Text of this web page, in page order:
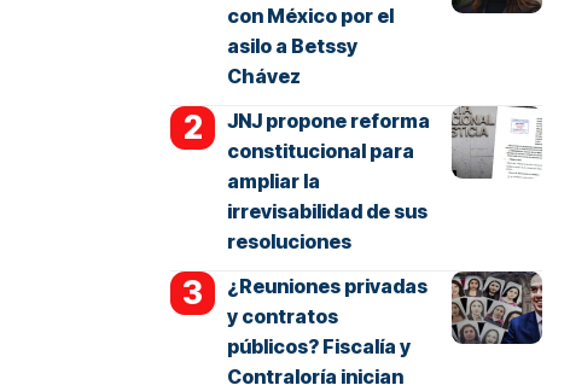
con México por el
asilo a Betssy
Chávez
JNJ propone reforma
constitucional para
ampliar la
irrevisabilidad de sus
resoluciones
¿Reuniones privadas
y contratos
públicos? Fiscalía y
Contraloría inician